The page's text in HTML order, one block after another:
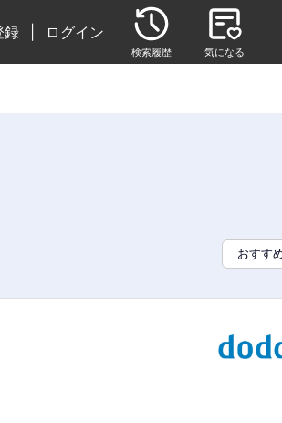
録 ログイン
検索履歴 気になる